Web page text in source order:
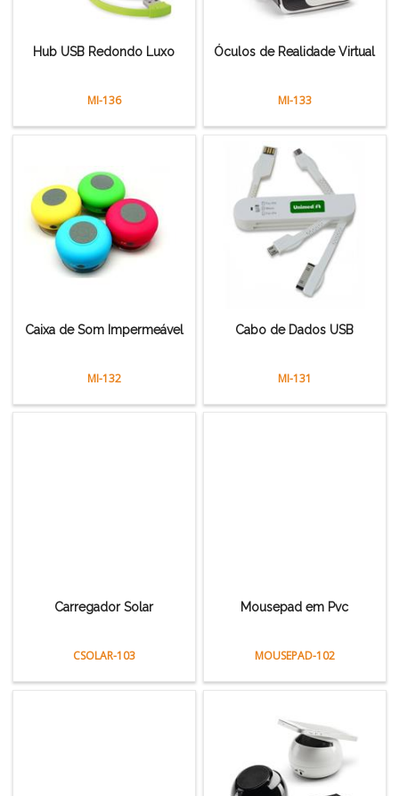
Hub USB Redondo Luxo
MI-136
Óculos de Realidade Virtual
MI-133
Caixa de Som Impermeável
MI-132
Cabo de Dados USB
MI-131
Carregador Solar
CSOLAR-103
Mousepad em Pvc
MOUSEPAD-102